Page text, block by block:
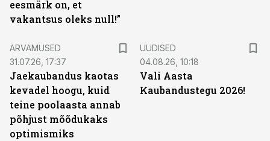
eesmärk on, et
vakantsus oleks null!”
ARVAMUSED
31.07.26, 17:37
Jaekaubandus kaotas
kevadel hoogu, kuid
teine poolaasta annab
põhjust mõõdukaks
optimismiks
UUDISED
04.08.26, 10:18
Vali Aasta
Kaubandustegu 2026!